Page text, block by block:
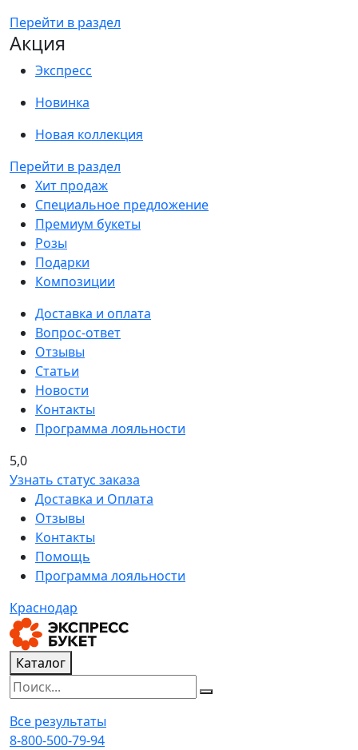
Перейти в раздел
Акция
Экспресс
Новинка
Новая коллекция
Перейти в раздел
Хит продаж
Специальное предложение
Премиум букеты
Розы
Подарки
Композиции
Доставка и оплата
Вопрос-ответ
Отзывы
Статьи
Новости
Контакты
Программа лояльности
5,0
Узнать статус заказа
Доставка и Оплата
Отзывы
Контакты
Помощь
Программа лояльности
Краснодар
Каталог
Все результаты
8-800-500-79-94